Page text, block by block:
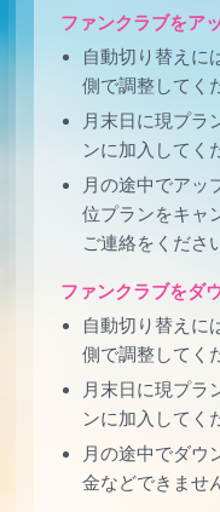
ファンクラブをア
自動切り替えに
側で調整してく
月末日に現プラ
ンに加入してく
月の途中でアッ
位プランをキャ
ご連絡をくださ
ファンクラブをダ
自動切り替えに
側で調整してく
月末日に現プラ
ンに加入してく
月の途中でダウ
金などできませ